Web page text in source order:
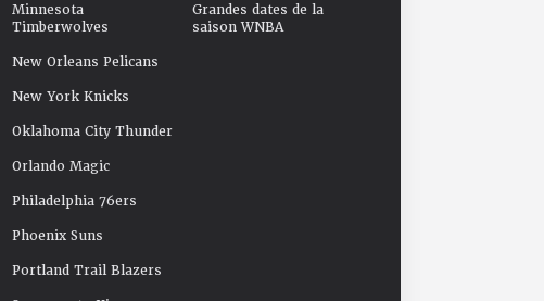
Minnesota
Timberwolves
New Orleans Pelicans
New York Knicks
Oklahoma City Thunder
Orlando Magic
Philadelphia 76ers
Phoenix Suns
Portland Trail Blazers
Grandes dates de la
saison WNBA